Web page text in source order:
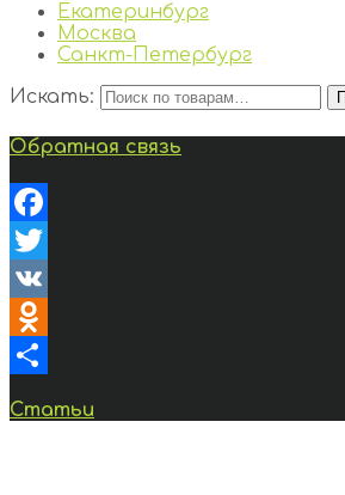
Екатеринбург
Москва
Санкт-Петербург
Искать:
Обратная связь
Facebook
Twitter
VK
Odnoklassniki
Статьи